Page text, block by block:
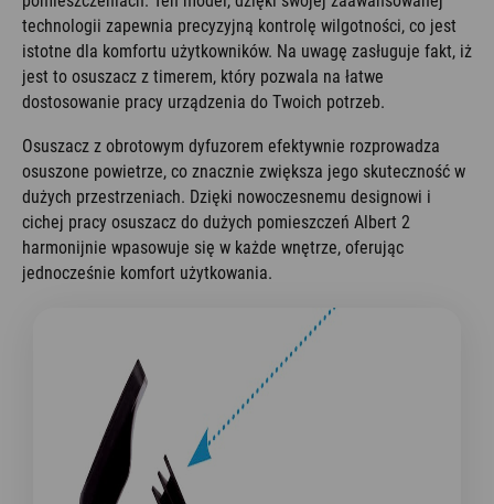
technologii zapewnia precyzyjną kontrolę wilgotności, co jest
istotne dla komfortu użytkowników. Na uwagę zasługuje fakt, iż
jest to osuszacz z timerem, który pozwala na łatwe
dostosowanie pracy urządzenia do Twoich potrzeb.
Osuszacz z obrotowym dyfuzorem efektywnie rozprowadza
osuszone powietrze, co znacznie zwiększa jego skuteczność w
dużych przestrzeniach. Dzięki nowoczesnemu designowi i
cichej pracy osuszacz do dużych pomieszczeń Albert 2
harmonijnie wpasowuje się w każde wnętrze, oferując
jednocześnie komfort użytkowania.